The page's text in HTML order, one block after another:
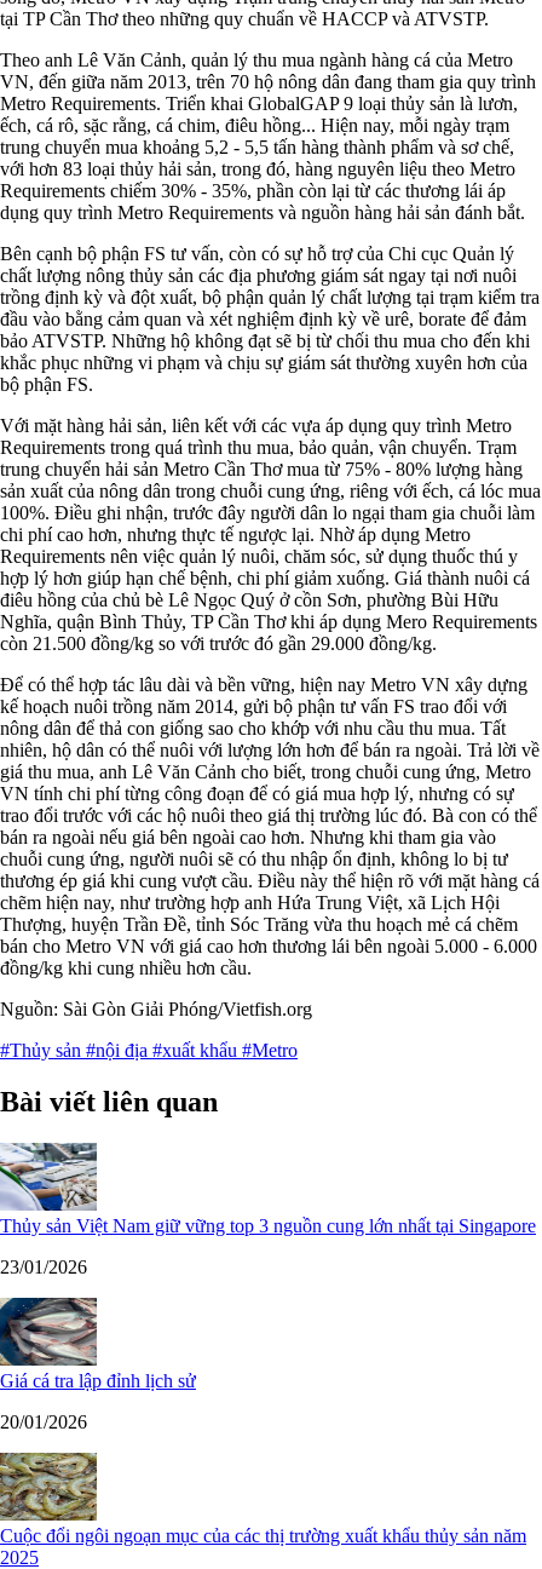
tại TP Cần Thơ theo những quy chuẩn về HACCP và ATVSTP.
Theo anh Lê Văn Cảnh, quản lý thu mua ngành hàng cá của Metro
VN, đến giữa năm 2013, trên 70 hộ nông dân đang tham gia quy trình
Metro Requirements. Triển khai GlobalGAP 9 loại thủy sản là lươn,
ếch, cá rô, sặc rằng, cá chim, điêu hồng... Hiện nay, mỗi ngày trạm
trung chuyển mua khoảng 5,2 - 5,5 tấn hàng thành phẩm và sơ chế,
với hơn 83 loại thủy hải sản, trong đó, hàng nguyên liệu theo Metro
Requirements chiếm 30% - 35%, phần còn lại từ các thương lái áp
dụng quy trình Metro Requirements và nguồn hàng hải sản đánh bắt.
Bên cạnh bộ phận FS tư vấn, còn có sự hỗ trợ của Chi cục Quản lý
chất lượng nông thủy sản các địa phương giám sát ngay tại nơi nuôi
trồng định kỳ và đột xuất, bộ phận quản lý chất lượng tại trạm kiểm tra
đầu vào bằng cảm quan và xét nghiệm định kỳ về urê, borate để đảm
bảo ATVSTP. Những hộ không đạt sẽ bị từ chối thu mua cho đến khi
khắc phục những vi phạm và chịu sự giám sát thường xuyên hơn của
bộ phận FS.
Với mặt hàng hải sản, liên kết với các vựa áp dụng quy trình Metro
Requirements trong quá trình thu mua, bảo quản, vận chuyển. Trạm
trung chuyển hải sản Metro Cần Thơ mua từ 75% - 80% lượng hàng
sản xuất của nông dân trong chuỗi cung ứng, riêng với ếch, cá lóc mua
100%. Điều ghi nhận, trước đây người dân lo ngại tham gia chuỗi làm
chi phí cao hơn, nhưng thực tế ngược lại. Nhờ áp dụng Metro
Requirements nên việc quản lý nuôi, chăm sóc, sử dụng thuốc thú y
hợp lý hơn giúp hạn chế bệnh, chi phí giảm xuống. Giá thành nuôi cá
điêu hồng của chủ bè Lê Ngọc Quý ở cồn Sơn, phường Bùi Hữu
Nghĩa, quận Bình Thủy, TP Cần Thơ khi áp dụng Mero Requirements
còn 21.500 đồng/kg so với trước đó gần 29.000 đồng/kg.
Để có thể hợp tác lâu dài và bền vững, hiện nay Metro VN xây dựng
kế hoạch nuôi trồng năm 2014, gửi bộ phận tư vấn FS trao đổi với
nông dân để thả con giống sao cho khớp với nhu cầu thu mua. Tất
nhiên, hộ dân có thể nuôi với lượng lớn hơn để bán ra ngoài. Trả lời về
giá thu mua, anh Lê Văn Cảnh cho biết, trong chuỗi cung ứng, Metro
VN tính chi phí từng công đoạn để có giá mua hợp lý, nhưng có sự
trao đổi trước với các hộ nuôi theo giá thị trường lúc đó. Bà con có thể
bán ra ngoài nếu giá bên ngoài cao hơn. Nhưng khi tham gia vào
chuỗi cung ứng, người nuôi sẽ có thu nhập ổn định, không lo bị tư
thương ép giá khi cung vượt cầu. Điều này thể hiện rõ với mặt hàng cá
chẽm hiện nay, như trường hợp anh Hứa Trung Việt, xã Lịch Hội
Thượng, huyện Trần Đề, tỉnh Sóc Trăng vừa thu hoạch mẻ cá chẽm
bán cho Metro VN với giá cao hơn thương lái bên ngoài 5.000 - 6.000
đồng/kg khi cung nhiều hơn cầu.
Nguồn: Sài Gòn Giải Phóng/Vietfish.org
#Thủy sản #nội địa #xuất khẩu #Metro
Bài viết liên quan
Thủy sản Việt Nam giữ vững top 3 nguồn cung lớn nhất tại Singapore
23/01/2026
Giá cá tra lập đỉnh lịch sử
20/01/2026
Cuộc đổi ngôi ngoạn mục của các thị trường xuất khẩu thủy sản năm
2025